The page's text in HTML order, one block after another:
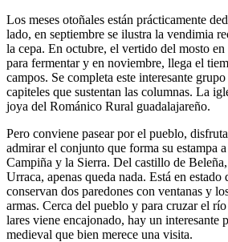
Los meses otoñales están prácticamente
lado, en septiembre se ilustra la vendimia
la cepa. En octubre, el vertido del mosto en
para fermentar y en noviembre, llega el
campos. Se completa este interesante
capiteles que sustentan las columnas. La
joya del Románico Rural guadalajareño.
Pero conviene pasear por el pueblo,
admirar el conjunto que forma su estampa
Campiña y la Sierra. Del castillo de
Urraca, apenas queda nada. Está en estado
conservan dos paredones con ventanas y
armas. Cerca del pueblo y para cruzar el
lares viene encajonado, hay un interesante
medieval que bien merece una visita.